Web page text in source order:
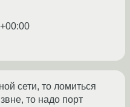
сети, то ломиться
то надо порт